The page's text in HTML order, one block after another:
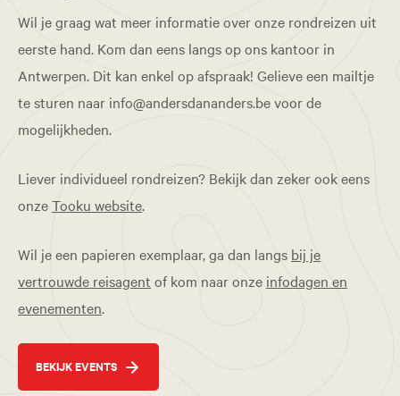
Wil je graag wat meer informatie over onze rondreizen uit
eerste hand. Kom dan eens langs op ons kantoor in
Antwerpen. Dit kan enkel op afspraak! Gelieve een mailtje
te sturen naar info@andersdananders.be voor de
mogelijkheden.
Liever individueel rondreizen? Bekijk dan zeker ook eens
onzeTooku website.
Wil je een papieren exemplaar, ga dan langs bij je
vertrouwde reisagent of kom naar onze infodagen en
evenementen.
BEKIJK EVENTS